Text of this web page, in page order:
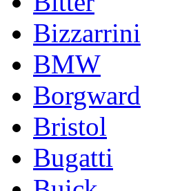
Bizzarrini
BMW
Borgward
Bristol
Bugatti